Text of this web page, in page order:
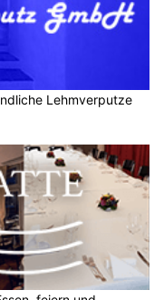
Lehmverputze